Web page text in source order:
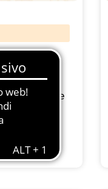
-
Motivazione
R ...